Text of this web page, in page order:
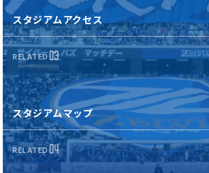
スタジアムアクセス
RELATED03
スタジアムマップ
RELATED 04